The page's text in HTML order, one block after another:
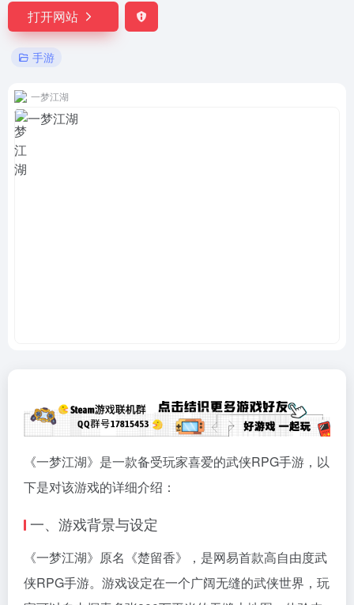
打开网站
手游
一梦江湖
《一梦江湖》是一款备受玩家喜爱的武侠RPG手游，以
下是对该游戏的详细介绍：
一、游戏背景与设定
《一梦江湖》原名《楚留香》，是网易首款高自由度武
侠RPG手游。游戏设定在一个广阔无缝的武侠世界，玩